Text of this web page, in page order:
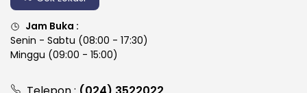
Jam Buka :
Senin - Sabtu (08:00 - 17:30)
Minggu (09:00 - 15:00)